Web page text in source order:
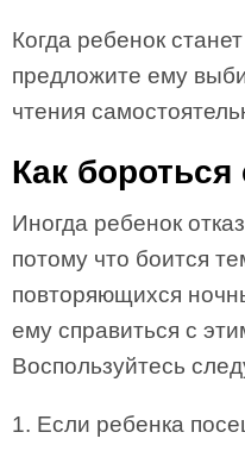
Когда ребенок
предложите ему
чтения
Как
Иногда ребенок
потому что боится
повторяющихся
ему справиться с
Воспользуйтесь
1. Если ребенка